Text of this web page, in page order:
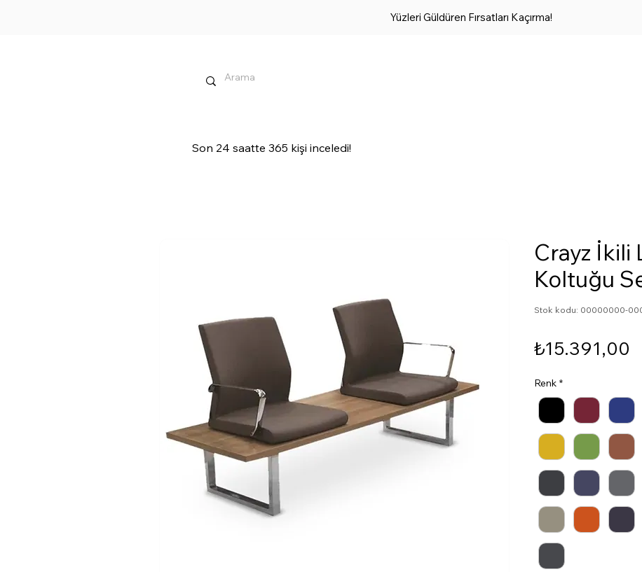
Yüzleri Güldüren Fırsatları Kaçırma!
Son 24 saatte 365 kişi inceledi!
Crayz İkili
Koltuğu
Stok kodu: 00000000-
₺15.391,00
Renk *